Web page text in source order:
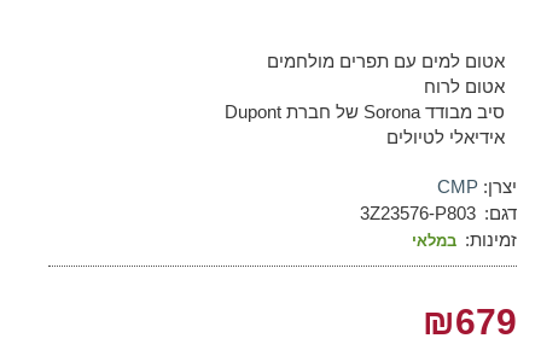
אטום למים עם תפרים מולחמים
אטום לרוח
סיב מבודד Sorona של חברת Dupont
אידיאלי לטיולים
יצרן: CMP
דגם: 3Z23576-P803
זמינות: במלאי
₪679